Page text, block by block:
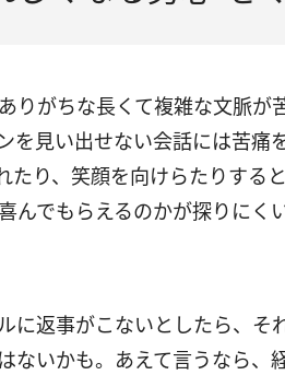
りがちな長くて複雑な文脈が
を見い出せない会話には苦痛
たり、笑顔を向けらたりする
んでもらえるのかが探りにく
に返事がこないとしたら、そ
ないかも。あえて言うなら、